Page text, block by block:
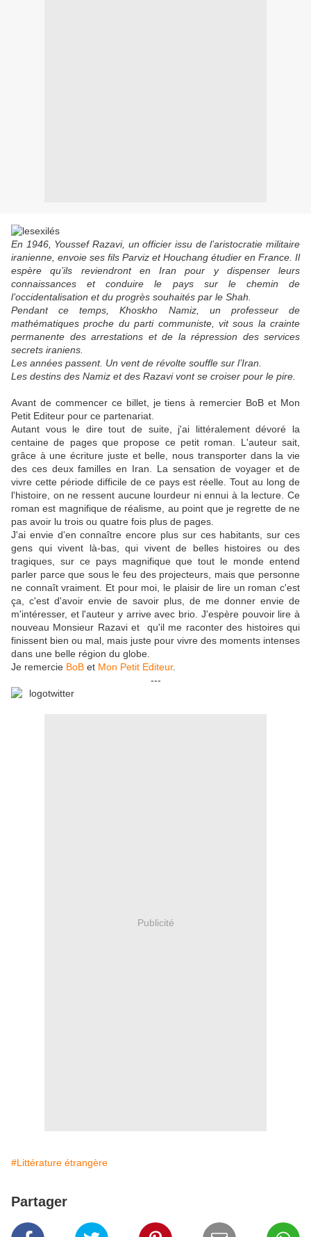
En 1946, Youssef Razavi, un officier issu de l’aristocratie militaire
iranienne, envoie ses fils Parviz et Houchang étudier en France. Il
espère qu’ils reviendront en Iran pour y dispenser leurs
connaissances et conduire le pays sur le chemin de
l’occidentalisation et du progrès souhaités par le Shah.
Pendant ce temps, Khoskho Namiz, un professeur de
mathématiques proche du parti communiste, vit sous la crainte
permanente des arrestations et de la répression des services
secrets iraniens.
Les années passent. Un vent de révolte souffle sur l’Iran.
Les destins des Namiz et des Razavi vont se croiser pour le pire.
Avant de commencer ce billet, je tiens à remercier BoB et Mon
Petit Editeur pour ce partenariat.
Autant vous le dire tout de suite, j'ai littéralement dévoré la
centaine de pages que propose ce petit roman. L'auteur sait,
grâce à une écriture juste et belle, nous transporter dans la vie
des ces deux familles en Iran. La sensation de voyager et de
vivre cette période difficile de ce pays est réelle. Tout au long de
l'histoire, on ne ressent aucune lourdeur ni ennui à la lecture. Ce
roman est magnifique de réalisme, au point que je regrette de ne
pas avoir lu trois ou quatre fois plus de pages.
J'ai envie d'en connaître encore plus sur ces habitants, sur ces
gens qui vivent là-bas, qui vivent de belles histoires ou des
tragiques, sur ce pays magnifique que tout le monde entend
parler parce que sous le feu des projecteurs, mais que personne
ne connaît vraiment. Et pour moi, le plaisir de lire un roman c'est
ça, c'est d'avoir envie de savoir plus, de me donner envie de
m'intéresser, et l'auteur y arrive avec brio. J'espère pouvoir lire à
nouveau Monsieur Razavi et qu'il me raconter des histoires qui
finissent bien ou mal, mais juste pour vivre des moments intenses
dans une belle région du globe.
Je remercie BoB et Mon Petit Editeur.
---
Publicité
#Littérature étrangère
Partager